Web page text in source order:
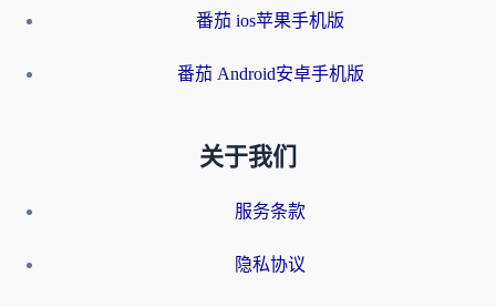
番茄 ios苹果手机版
番茄 Android安卓手机版
关于我们
服务条款
隐私协议